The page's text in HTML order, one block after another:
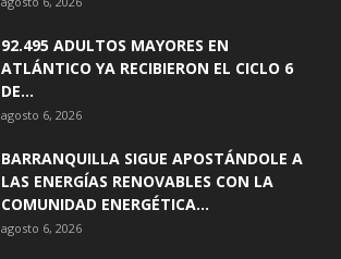
92.495 ADULTOS MAYORES EN
ATLÁNTICO YA RECIBIERON EL CICLO 6
DE...
agosto 6, 2026
BARRANQUILLA SIGUE APOSTÁNDOLE A
LAS ENERGÍAS RENOVABLES CON LA
COMUNIDAD ENERGÉTICA...
agosto 6, 2026